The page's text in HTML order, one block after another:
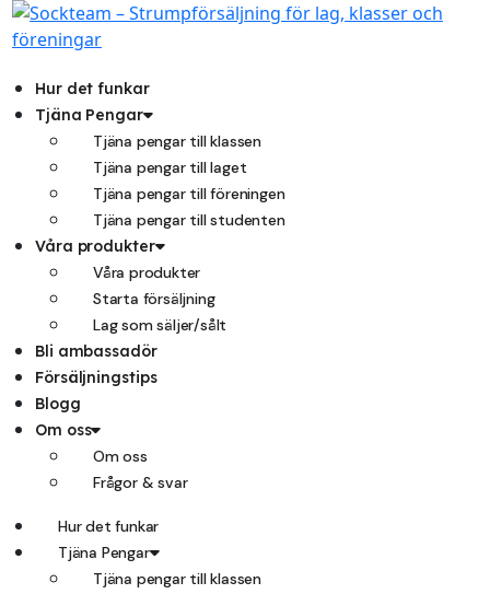
Hoppa
till
Hur det funkar
Tjäna Pengar
Tjäna pengar till klassen
Tjäna pengar till laget
Tjäna pengar till föreningen
Tjäna pengar till studenten
Våra produkter
Våra produkter
Starta försäljning
Lag som säljer/sålt
Bli ambassadör
Försäljningstips
Blogg
Om oss
Om oss
Frågor & svar
Hur det funkar
Tjäna Pengar
Tjäna pengar till klassen